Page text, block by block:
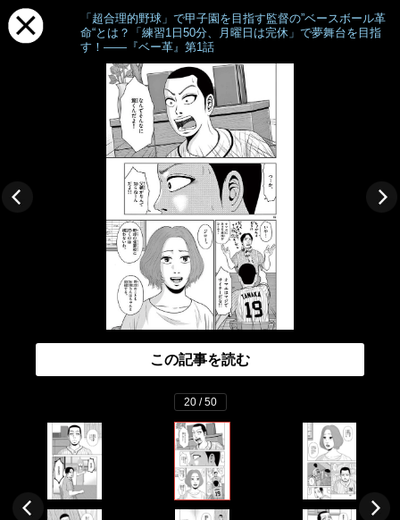
「超合理的野球」で甲子園を目指す監督の”ベースボール革
命“とは？「練習1日50分、月曜日は完休」で夢舞台を目指
す！――『ベー革』第1話
この記事を読む
20 / 50